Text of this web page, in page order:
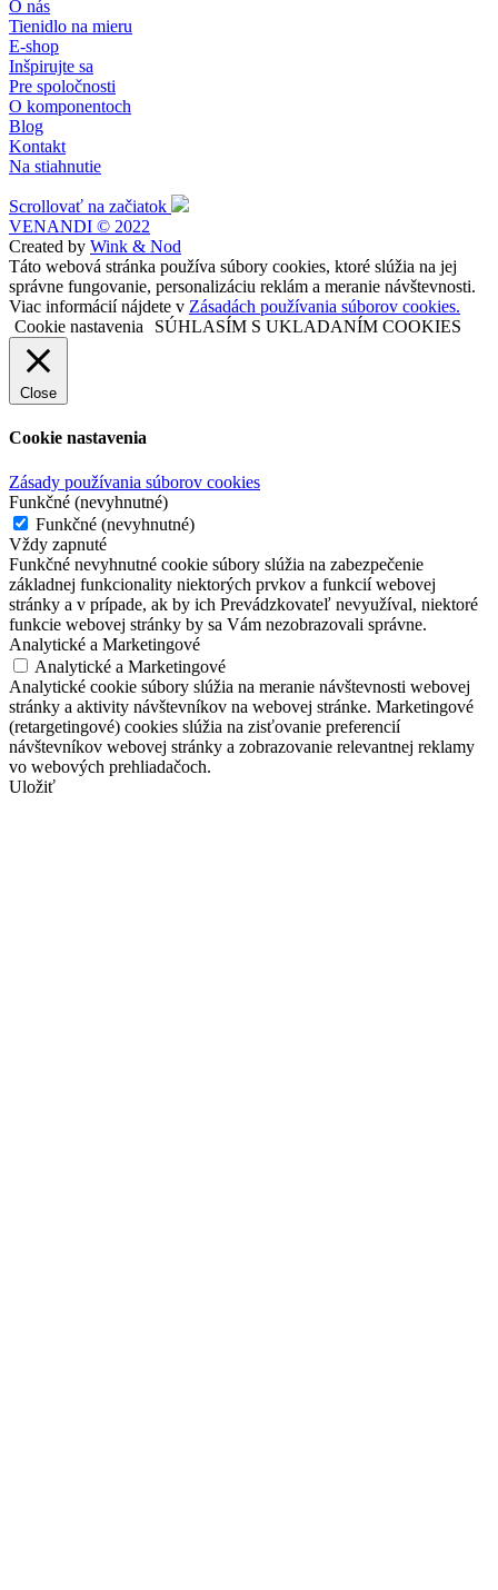
O nás
Tienidlo na mieru
E-shop
Inšpirujte sa
Pre spoločnosti
O komponentoch
Blog
Kontakt
Na stiahnutie
Scrollovať na začiatok
VENANDI © 2022
Created by Wink & Nod
Táto webová stránka používa súbory cookies, ktoré slúžia na jej
správne fungovanie, personalizáciu reklám a meranie návštevnosti.
Viac informácií nájdete v Zásadách používania súborov cookies.
Cookie nastavenia
SÚHLASÍM S UKLADANÍM COOKIES
Close
Cookie nastavenia
Zásady používania súborov cookies
Funkčné (nevyhnutné)
Funkčné (nevyhnutné)
Vždy zapnuté
Funkčné nevyhnutné cookie súbory slúžia na zabezpečenie
základnej funkcionality niektorých prvkov a funkcií webovej
stránky a v prípade, ak by ich Prevádzkovateľ nevyužíval, niektoré
funkcie webovej stránky by sa Vám nezobrazovali správne.
Analytické a Marketingové
Analytické a Marketingové
Analytické cookie súbory slúžia na meranie návštevnosti webovej
stránky a aktivity návštevníkov na webovej stránke. Marketingové
(retargetingové) cookies slúžia na zisťovanie preferencií
návštevníkov webovej stránky a zobrazovanie relevantnej reklamy
vo webových prehliadačoch.
Uložiť